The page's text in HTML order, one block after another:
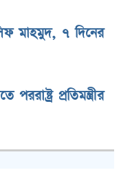
মাহমুদ, ৭ দিনের
প্রতিমন্ত্রীর